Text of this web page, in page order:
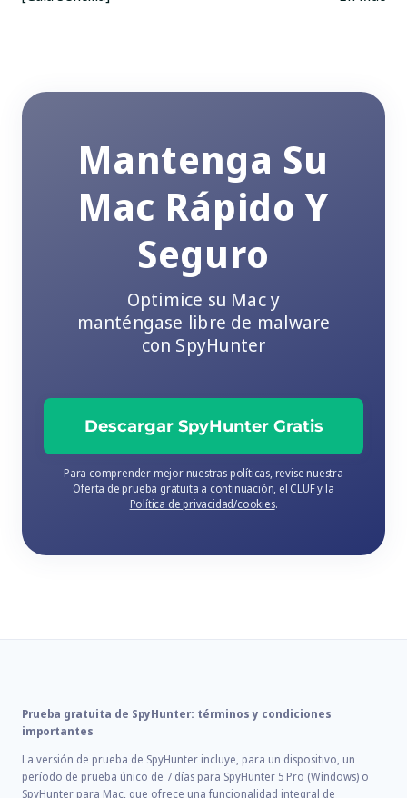
navegación
Mantenga Su
Mac Rápido Y
Seguro
Optimice su Mac y
manténgase libre de malware
con SpyHunter
Descargar SpyHunter Gratis
Para comprender mejor nuestras políticas, revise nuestra
Oferta de prueba gratuita a continuación, el CLUFy la
Política de privacidad/cookies.
Prueba gratuita de SpyHunter: términos y condiciones
importantes
La versión de prueba de SpyHunter incluye, para un dispositivo, un
período de prueba único de 7 días para SpyHunter 5 Pro (Windows) o
SpyHunter para Mac, que ofrece una funcionalidad integral de